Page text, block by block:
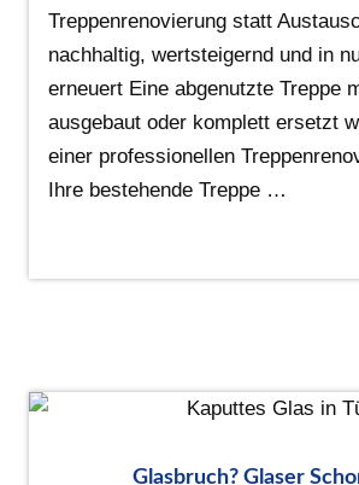
Treppenrenovierung statt
nachhaltig, wertsteigernd und in
erneuert Eine abgenutzte Treppe
ausgebaut oder komplett ersetzt
einer professionellen
Ihre bestehende Treppe …
Glasbruch? Glaser